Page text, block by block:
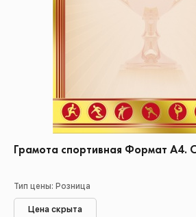
Грамота спортивная Формат А4.
Тип цены: Розница
Цена скрыта